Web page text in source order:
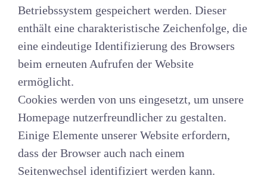
Betriebssystem gespeichert werden. Dieser
enthält eine charakteristische Zeichenfolge, die
eine eindeutige Identifizierung des Browsers
beim erneuten Aufrufen der Website
ermöglicht.
Cookies werden von uns eingesetzt, um unsere
Homepage nutzerfreundlicher zu gestalten.
Einige Elemente unserer Website erfordern,
dass der Browser auch nach einem
Seitenwechsel identifiziert werden kann.